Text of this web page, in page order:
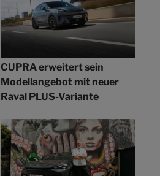
CUPRA erweitert sein
Modellangebot mit neuer
Raval PLUS-Variante